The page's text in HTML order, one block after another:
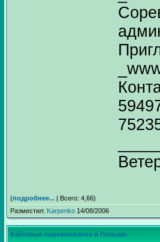
(подробнее... | Всего: 4,66)
Разместил: Karpenko 14/08/2006
Кайтовые соревнования в Польше.